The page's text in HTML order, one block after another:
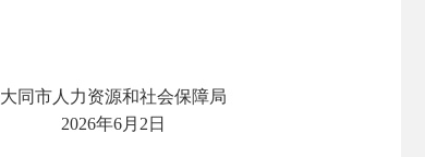
大同市人力资源和社会保障局
‎2026‎年‎6‎月‎2‎日